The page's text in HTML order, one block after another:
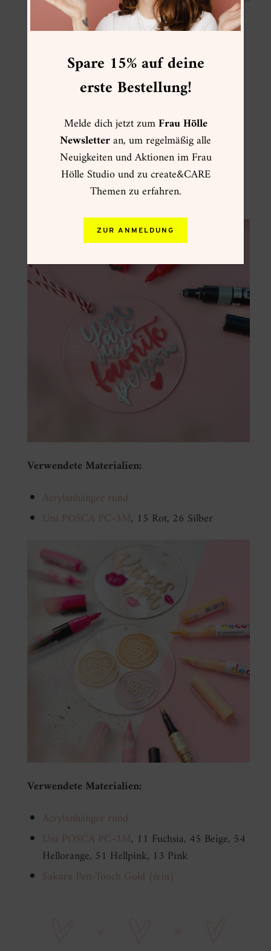
Verwendete Materialien:
Kartenset Graspapier
Canson Mix Media Imagine
Sakura Quickie Glue
Rico Design Transferfolie, Rosé Gold
Brush Pens, z.B.Tombow ABT Dual Brush Pen
Pentel Brush Sign Pen, Koralle-Orange
SES15C-F2
Folia Klebepads
Verwendete Materialien:
Acrylanhänger rund
Uni POSCA PC-3M, 15 Rot, 26 Silber
Verwendete Materialien:
Acrylanhänger rund
Uni POSCA PC-3M, 11 Fuchsia, 45 Beige, 54
Hellorange, 51 Hellpink, 13 Pink
Sakura Pen-Touch Gold (fein)
Spare 15% auf deine
erste Bestellung!
Melde dich jetzt zumFrau Hölle
Newsletteran, um regelmäßig alle
Neuigkeiten und Aktionen im Frau
Hölle Studio und zu create&CARE
Themen zu erfahren.
ZUR ANMELDUNG